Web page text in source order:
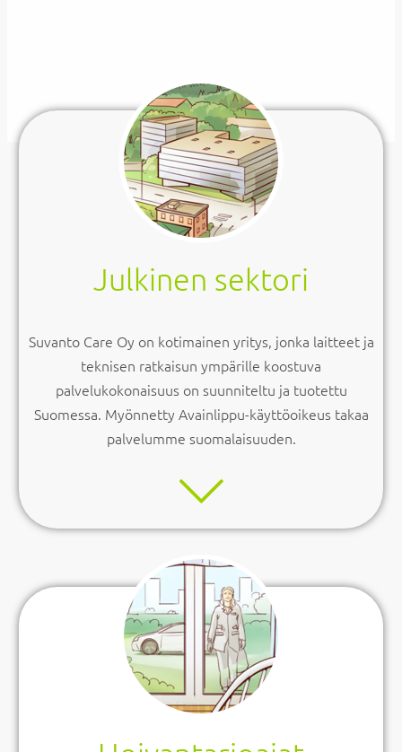
Julkinen sektori
Suvanto Care Oy on kotimainen yritys, jonka laitteet ja
teknisen ratkaisun ympärille koostuva
palvelukokonaisuus on suunniteltu ja tuotettu
Suomessa. Myönnetty Avainlippu-käyttöoikeus takaa
palvelumme suomalaisuuden.